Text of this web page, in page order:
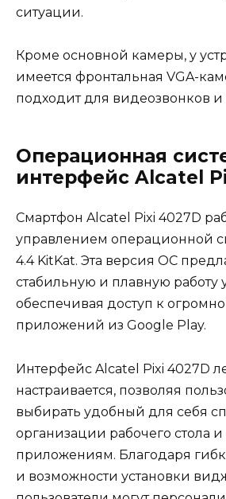
ситуации.
Кроме основной камеры, у
имеется фронтальная VGA-
подходит для видеозвонков и
Операционная
интерфейс Alcatel
Смартфон Alcatel Pixi 4027D
управлением операционной
4.4 KitKat. Эта версия ОС
стабильную и плавную работу
обеспечивая доступ к
приложений из Google Play.
Интерфейс Alcatel Pixi 4027D
настраивается, позволяя
выбирать удобный для себя
организации рабочего стола и
приложениям. Благодаря
и возможности установки